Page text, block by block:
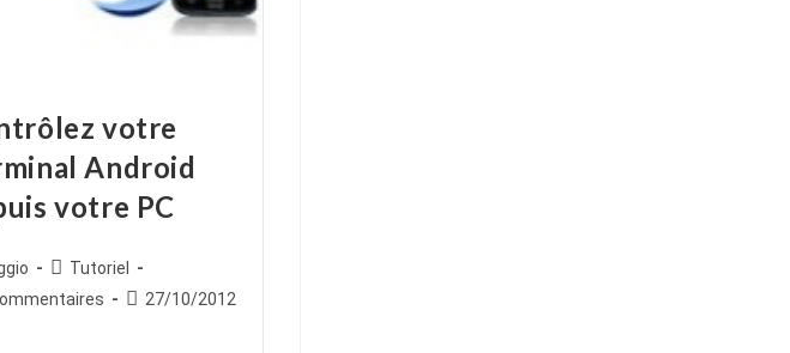
votre
Android
votre PC
autricePost
category:
Tutoriel
Publication
27/10/2012